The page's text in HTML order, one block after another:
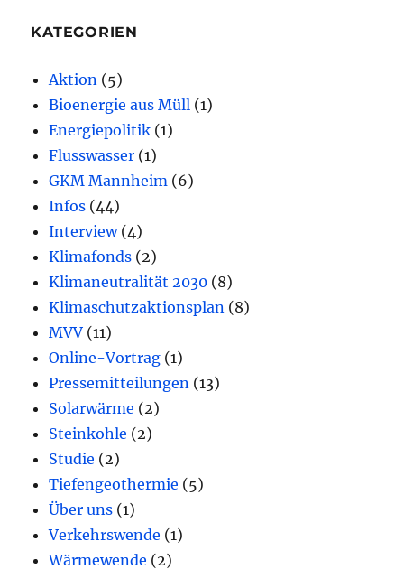
KATEGORIEN
Aktion (5)
Bioenergie aus Müll (1)
Energiepolitik (1)
Flusswasser (1)
GKM Mannheim (6)
Infos (44)
Interview(4)
Klimafonds (2)
Klimaneutralität 2030 (8)
Klimaschutzaktionsplan (8)
MVV (11)
Online-Vortrag (1)
Pressemitteilungen (13)
Solarwärme (2)
Steinkohle (2)
Studie (2)
Tiefengeothermie (5)
Über uns (1)
Verkehrswende (1)
Wärmewende (2)